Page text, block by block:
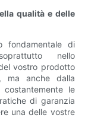
qualità e delle
fondamentale di
nello
vostro prodotto
ma anche dalla
le
di garanzia
una delle vostre